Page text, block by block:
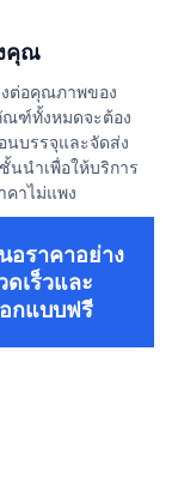
คุณ
งต่อคุณภาพของ
ฑ์ทั้งหมดจะต้อง
บรรจุและจัดส่ง
นนำเพื่อให้บริการ
คาไม่แพง
อราคาอย่าง
ดเร็วและ
กแบบฟรี